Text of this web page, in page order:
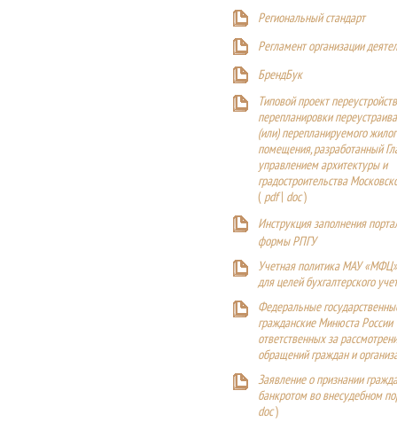
Региональный стандарт
Регламент организации
БрендБук
Типовой проект
перепланировки
(или) перепланируемого
помещения, разработанный
управлением архитектуры и
градостроительства
(pdf| doc)
Инструкция заполнения
формы РПГУ
Учетная политика МАУ
для целей бухгалтерского
Федеральные
гражданские Минюста России
ответственных за
обращений граждан и
Заявление о признании
банкротом во внесудебном
doc)